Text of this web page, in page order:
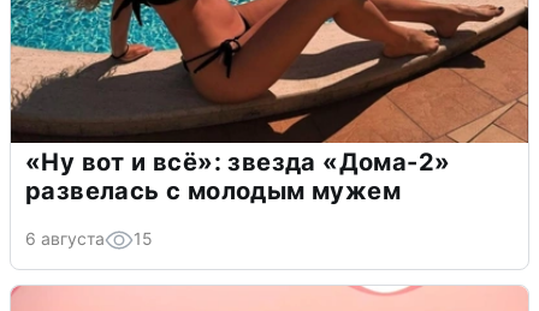
«Ну вот и всё»: звезда «Дома-2»
развелась с молодым мужем
6 августа 15